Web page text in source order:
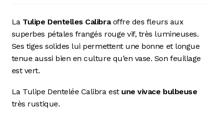
La Tulipe Dentelles Calibraoffre des fleurs aux
superbes pétales frangés rouge vif, très lumineuses.
Ses tiges solides lui permettent une bonne et longue
tenue aussi bien en culture qu’en vase. Son feuillage
est vert.
La Tulipe Dentelée Calibra est une vivace bulbeuse
très rustique.